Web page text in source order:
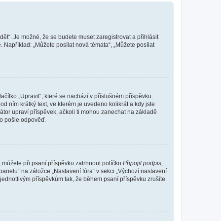
Je možné, že se budete muset zaregistrovat a přihlásit
„Můžete posílat nová témata“, „Můžete posílat
„Upravit“, které se nachází v příslušném příspěvku.
ním krátký text, ve kterém je uvedeno kolikrát a kdy jste
upraví příspěvek, ačkoli ti mohou zanechat na základě
pošle odpověď.
můžete při psaní příspěvku zatrhnout políčko Připojit podpis
na záložce „Nastavení fóra“ v sekci „Výchozí nastavení
příspěvkům tak, že během psaní příspěvku zrušíte